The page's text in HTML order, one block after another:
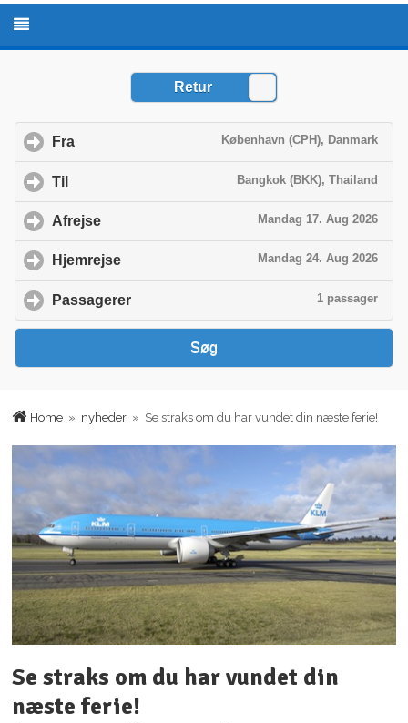
Home » nyheder » Se straks om du har vundet din næste ferie!
Se straks om du har vundet din
næste ferie!